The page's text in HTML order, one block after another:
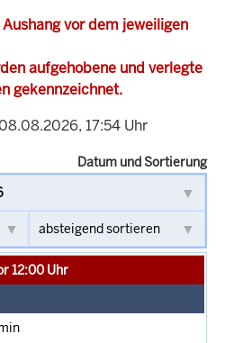
vor dem jeweiligen
aufgehobene und verlegte
gekennzeichnet.
17:54 Uhr
Datum und Sortierung
12:00 Uhr